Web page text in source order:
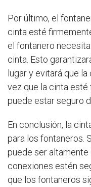
Por último, el
cinta esté
el fontanero
cinta. Esto
lugar y evitará que
vez que la cinta
puede estar seguro
En conclusión, la
para los fontaneros.
puede ser
conexiones estén
que los fontaneros